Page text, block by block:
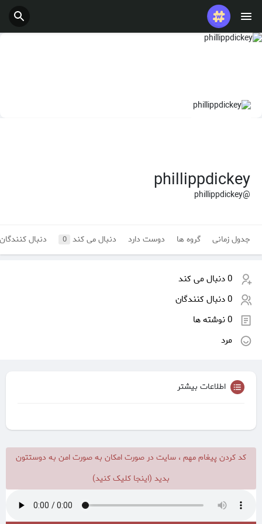
phillippdickey
@phillippdickey
جدول زمانی گروه ها دوست دارد دنبال می کند 0 دنبال
0 دنبال می کند
0 دنبال کنندگان
0 نوشته ها
مرد
اطلاعات بیشتر
کد کردن پیغام مهم ، سایت در صورت امکان به صورت امن به دوستتون
بدید (اینجا کلیک کنید)